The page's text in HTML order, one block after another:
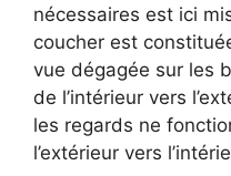
nécessaires est ici
coucher est
vue dégagée sur les
de l’intérieur vers
les regards ne
l’extérieur vers